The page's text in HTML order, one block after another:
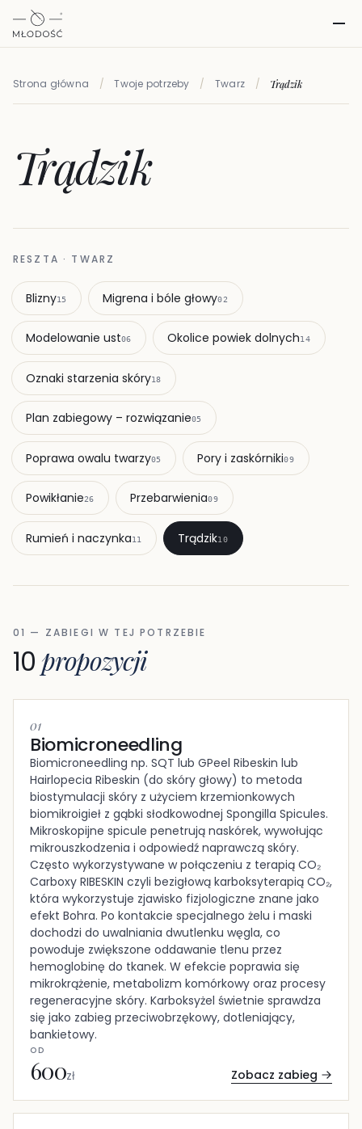
Strona główna / Twoje potrzeby / Twarz / Trądzik
Trądzik
RESZTA · TWARZ
Blizny15 Migrena i bóle głowy02
Modelowanie ust06 Okolice powiek dolnych14
Oznaki starzenia skóry18
Plan zabiegowy – rozwiązanie05
Poprawa owalu twarzy05 Pory i zaskórniki09
Powikłanie26 Przebarwienia09
Rumień i naczynka11 Trądzik10
01 — ZABIEGI W TEJ POTRZEBIE
10 propozycji
01
Biomicroneedling
Biomicroneedling np. SQT lub GPeel Ribeskin lub
Hairlopecia Ribeskin (do skóry głowy) to metoda
biostymulacji skóry z użyciem krzemionkowych
biomikroigieł z gąbki słodkowodnej Spongilla Spicules.
Mikroskopijne spicule penetrują naskórek, wywołując
mikrouszkodzenia i odpowiedź naprawczą skóry.
Często wykorzystywane w połączeniu z terapią CO₂
Carboxy RIBESKIN czyli bezigłową karboksyterapią CO₂,
która wykorzystuje zjawisko fizjologiczne znane jako
efekt Bohra. Po kontakcie specjalnego żelu i maski
dochodzi do uwalniania dwutlenku węgla, co
powoduje zwiększone oddawanie tlenu przez
hemoglobinę do tkanek. W efekcie poprawia się
mikrokrążenie, metabolizm komórkowy oraz procesy
regeneracyjne skóry. Karboksyżel świetnie sprawdza
się jako zabieg przeciwobrzękowy, dotleniający,
bankietowy.
OD
600zł Zobacz zabieg